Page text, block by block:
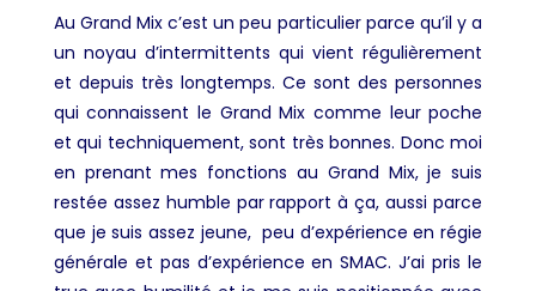
Au Grand Mix c’est un peu particulier parce qu’il y a
un noyau d’intermittents qui vient régulièrement
et depuis très longtemps. Ce sont des personnes
qui connaissent le Grand Mix comme leur poche
et qui techniquement, sont très bonnes. Donc moi
en prenant mes fonctions au Grand Mix, je suis
restée assez humble par rapport à ça, aussi parce
que je suis assez jeune, peu d’expérience en régie
générale et pas d’expérience en SMAC. J’ai pris le